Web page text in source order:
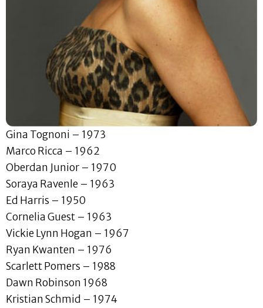
Gina Tognoni – 1973
Marco Ricca – 1962
Oberdan Junior – 1970
Soraya Ravenle – 1963
Ed Harris – 1950
Cornelia Guest – 1963
Vickie Lynn Hogan – 1967
Ryan Kwanten – 1976
Scarlett Pomers – 1988
Dawn Robinson 1968
Kristian Schmid – 1974